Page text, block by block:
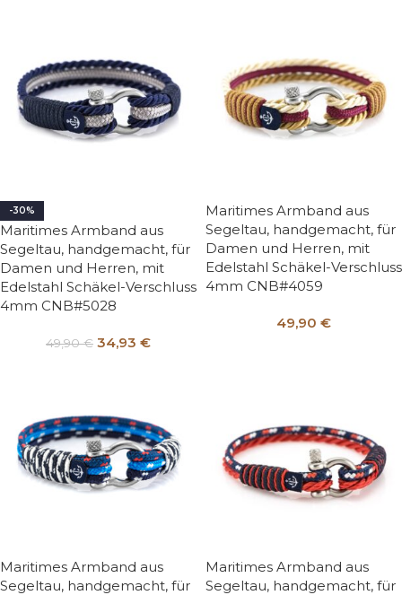
-30%
Maritimes Armband aus
Segeltau, handgemacht, für
Damen und Herren, mit
Edelstahl Schäkel-Verschluss
4mm CNB#5028
49,90€ 34,93 €
Maritimes Armband aus
Segeltau, handgemacht, für
Damen und Herren, mit
Edelstahl Schäkel-Verschluss
4mm CNB#4059
49,90 €
Maritimes Armband aus
Segeltau, handgemacht, für
Maritimes Armband aus
Segeltau, handgemacht, für